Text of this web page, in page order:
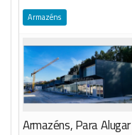
Armazéns
Armazéns, Para Alugar